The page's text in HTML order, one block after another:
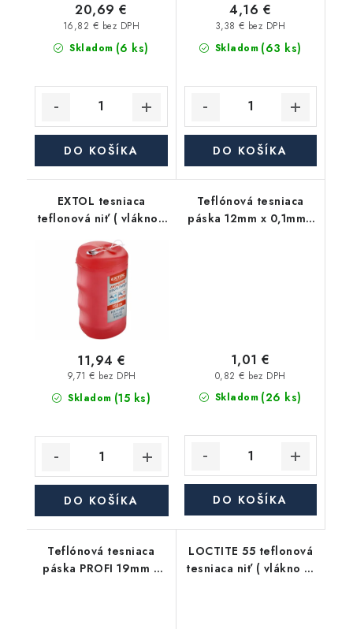
Skladom (6 ks)
16,82 € bez DPH
20,69 €
DO KOŠÍKA
Skladom (63 ks)
3,38 € bez DPH
4,16 €
DO KOŠÍKA
EXTOL tesniaca
teflonová niť ( vlákno )
Skladom (15 ks)
9,71 € bez DPH
11,94 €
DO KOŠÍKA
Teflónová tesniaca
páska 12mm x 0,1mm -
Skladom (26 ks)
0,82 € bez DPH
1,01 €
DO KOŠÍKA
Teflónová tesniaca
páska PROFI 19mm x
LOCTITE 55 teflonová
tesniaca niť ( vlákno ) -